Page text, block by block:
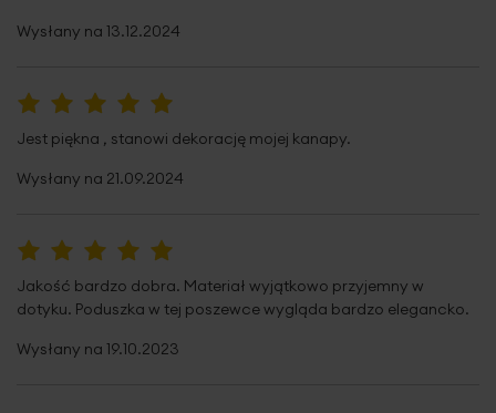
Wysłany na 13.12.2024
Jest piękna , stanowi dekorację mojej kanapy.
Wysłany na 21.09.2024
Jakość bardzo dobra. Materiał wyjątkowo przyjemny w
dotyku. Poduszka w tej poszewce wygląda bardzo elegancko.
Wysłany na 19.10.2023